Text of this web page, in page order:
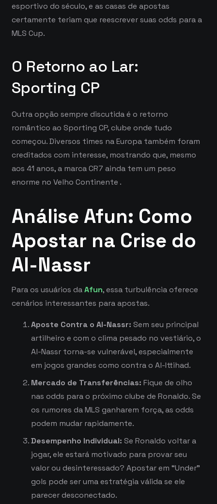
esportivo do século, e as casas de apostas
certamente teriam que reescrever suas odds para a
MLS Cup.
O Retorno ao Lar:
Sporting CP
Outra opção sempre discutida é o retorno
romântico ao Sporting CP, clube onde tudo
começou. Diversos times na Europa também foram
creditados com interesse, mostrando que, mesmo
aos 41 anos, a marca CR7 ainda tem um peso
enorme no Velho Continente .
Análise Afun: Como
Apostar na Crise do
Al-Nassr
Para os usuários daAfun, essa turbulência oferece
cenários interessantes para apostas.
Aposte Contra o Al-Nassr: Sem seu principal
artilheiro e com o clima pesado no vestiário, o
Al-Nassr torna-se vulnerável, especialmente
em jogos grandes como contra o Al-Ittihad.
Mercado de Transferências: Fique de olho
nas odds para o próximo clube de Ronaldo. Se
os rumores da MLS ganharem força, as odds
podem mudar rapidamente.
Desempenho Individual: Se Ronaldo voltar a
jogar, ele estará motivado para provar seu
valor ou desinteressado? Apostar em “Under”
gols pode ser uma estratégia válida se ele
parecer desconectado.